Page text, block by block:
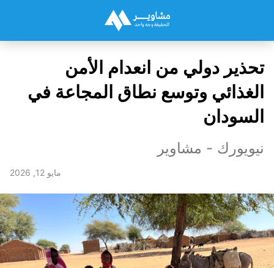
تحذير دولي من انعدام الأمن
الغذائي وتوسع نطاق المجاعة في
السودان
نيويورك - مشاوير
مايو 12, 2026